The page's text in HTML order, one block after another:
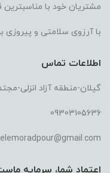
مشتریان خود با
با آرزوی سلامتی و
اطلاعات تماس
گیلان-منطقه آزاد انزلی-
09303105636
اعتماد شما، سرمایه